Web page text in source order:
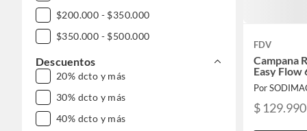
$200.000 - $350.000
$350.000 - $500.000
$500.000 - $1.000.000
DESDE $1.000.000
Descuentos
20% dcto y más
30% dcto y más
40% dcto y más
FDV
Campana
Easy Flow
Por
$ 129.990